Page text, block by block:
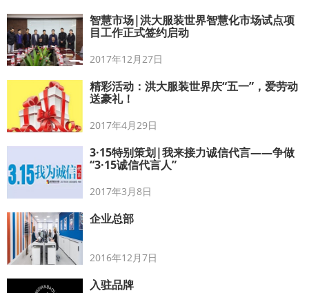
智慧市场|洪大服装世界智慧化市场试点项
目工作正式签约启动
2017年12月27日
精彩活动：洪大服装世界庆“五一”，爱劳动
送豪礼！
2017年4月29日
3·15特别策划|我来接力诚信代言——争做
“3·15诚信代言人”
2017年3月8日
企业总部
2016年12月7日
入驻品牌